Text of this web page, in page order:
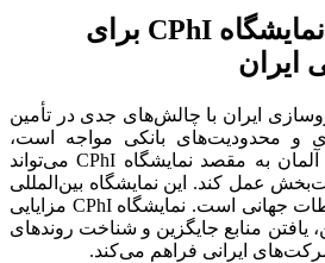
مزایای حضور در نمایشگاه CPhI برای
ایران
ایران با چالش‌های جدی در تأمین
و محدودیت‌های بانکی مواجه است،
حضور در تور نمایشگاهی آلمان به مقصد نمایشگاه CPhI می‌تواند
عمل کند. این نمایشگاه بین‌المللی
فرصتی برای توسعه ارتباطات جهانی است. نمایشگاه CPhI مزایایی
یافتن منابع جایگزین و شناخت روندهای
ایرانی فراهم می‌کند.